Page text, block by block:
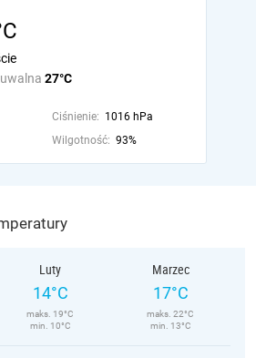
27°C
Ciśnienie: 1016 hPa
Wilgotność: 93%
Luty
14°C
maks. 19°C
min. 10°C
Marzec
17°C
maks. 22°C
min. 13°C